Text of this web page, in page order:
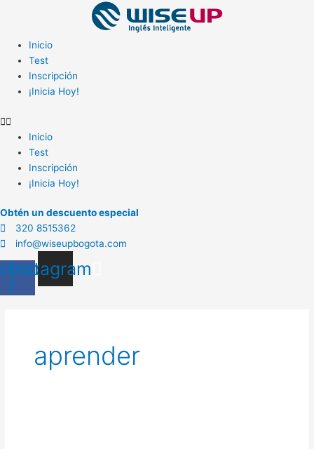
Inicio
Test
Inscripción
¡Inicia Hoy!
Inicio
Test
Inscripción
¡Inicia Hoy!
Obtén un descuento especial
320 8515362
info@wiseupbogota.com
f
Instagram
aprender